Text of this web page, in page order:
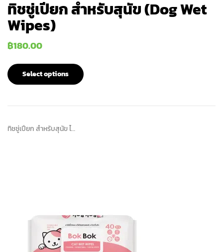
ทิชชู่เปียก สำหรับสุนัข (Dog Wet
Wipes)
฿180.00
Select options
ทิชชู่เปียก สำหรับสุนัข ไ…